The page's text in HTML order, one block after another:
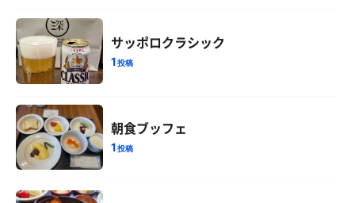
サッポロクラシック
1投稿
朝食ブッフェ
1投稿